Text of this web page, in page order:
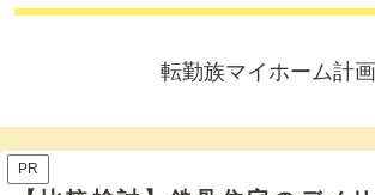
転勤族マイホーム計画
PR